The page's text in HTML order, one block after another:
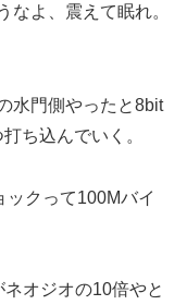
なよ、震えて眠れ。
水門側やったと8bit
ち込んでいく。
クって100Mバイ
オジオの10倍やと